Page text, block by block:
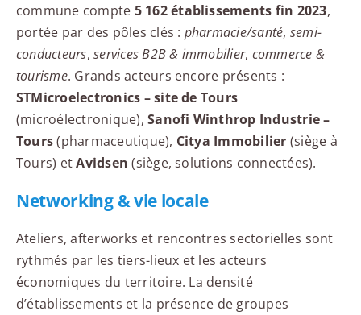
commune compte 5 162 établissements fin 2023,
portée par des pôles clés : pharmacie/santé, semi-
conducteurs,services B2B & immobilier, commerce &
tourisme. Grands acteurs encore présents :
STMicroelectronics – site de Tours
(microélectronique),Sanofi Winthrop Industrie –
Tours(pharmaceutique), Citya Immobilier (siège à
Tours) etAvidsen (siège, solutions connectées).
Networking & vie locale
Ateliers, afterworks et rencontres sectorielles sont
rythmés par les tiers-lieux et les acteurs
économiques du territoire. La densité
d’établissements et la présence de groupes